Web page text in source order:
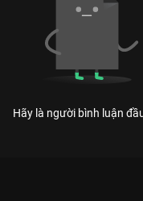
Hãy là người bình luận